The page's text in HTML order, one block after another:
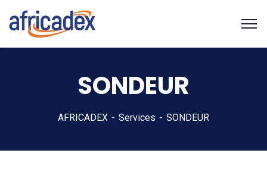
SONDEUR
AFRICADEX Services SONDEUR